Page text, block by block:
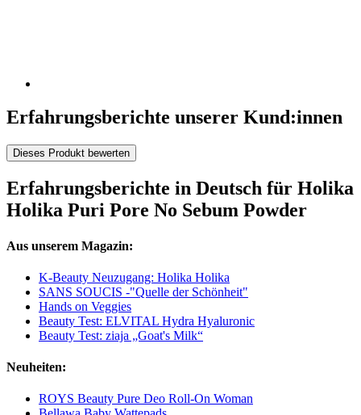
Erfahrungsberichte unserer Kund:innen
Dieses Produkt bewerten
Erfahrungsberichte in Deutsch für Holika
Holika Puri Pore No Sebum Powder
Aus unserem Magazin:
K-Beauty Neuzugang: Holika Holika
SANS SOUCIS -"Quelle der Schönheit"
Hands on Veggies
Beauty Test: ELVITAL Hydra Hyaluronic
Beauty Test: ziaja „Goat's Milk“
Neuheiten:
ROYS Beauty Pure Deo Roll-On Woman